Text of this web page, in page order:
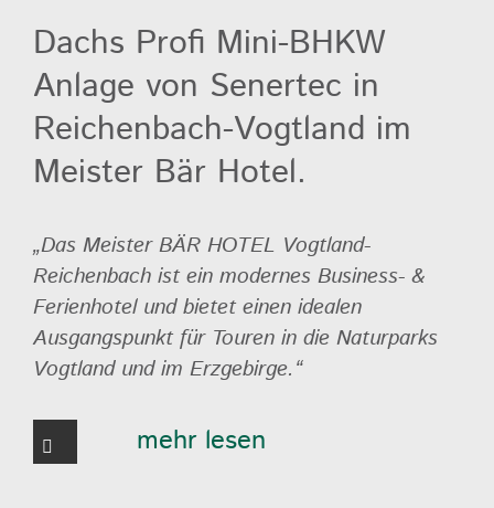
Dachs Profi Mini-BHKW
Anlage von Senertec in
Reichenbach-Vogtland im
Meister Bär Hotel.
„Das Meister BÄR HOTEL Vogtland-
Reichenbach ist ein modernes Business- &
Ferienhotel und bietet einen idealen
Ausgangspunkt für Touren in die Naturparks
Vogtland und im Erzgebirge.“
mehr lesen